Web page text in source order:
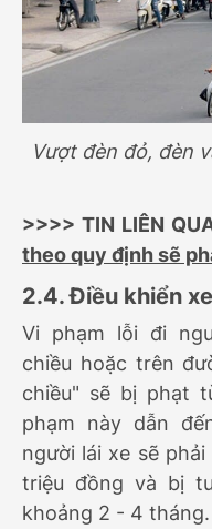
Vượt đèn đỏ, đèn
>>>> TIN LIÊN
theo quy định sẽ
2.4. Điều khiển
Vi phạm lỗi đi
chiều hoặc trên
chiều" sẽ bị phạt
phạm này dẫn
người lái xe sẽ
triệu đồng và bị
khoảng 2 - 4 tháng.